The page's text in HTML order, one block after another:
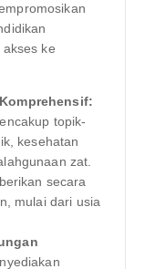
ke
topik-
kesehatan
zat.
secara
mulai dari usia